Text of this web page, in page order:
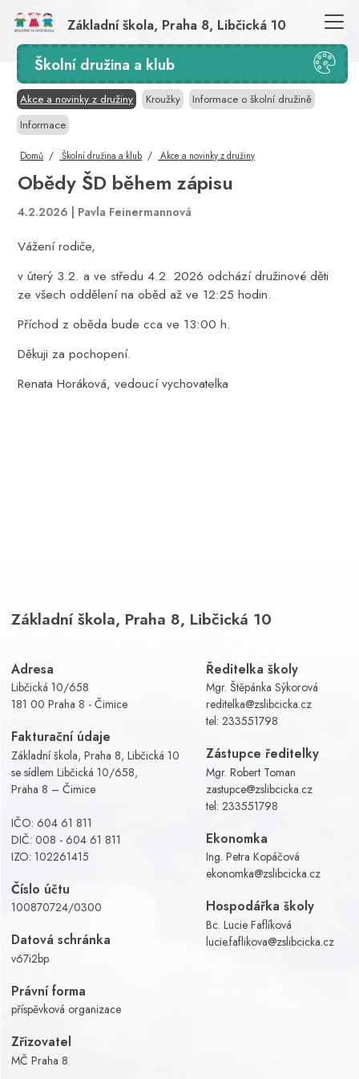
Základní škola, Praha 8, Libčická 10
Domů Školní družina a klub Akce a novinky z družiny
Obědy ŠD během zápisu
4.2.2026 | Pavla Feinermannová
Vážení rodiče,
v úterý 3.2. a ve středu 4.2. 2026 odchází družinové děti
ze všech oddělení na oběd až ve 12:25 hodin.
Příchod z oběda bude cca ve 13:00 h.
Děkuji za pochopení.
Renata Horáková, vedoucí vychovatelka
Školní družina a klub
Akce a novinky z družiny Kroužky
Informace o školní družině
Informace
Základní škola, Praha 8, Libčická 10
Adresa
Libčická 10/658
181 00 Praha 8 - Čimice
Fakturační údaje
Základní škola, Praha 8, Libčická 10
se sídlem Libčická 10/658,
Praha 8 – Čimice
IČO: 604 61 811
DIČ: 008 - 604 61 811
IZO: 102261415
Číslo účtu
100870724/0300
Datová schránka
v67i2bp
Právní forma
příspěvková organizace
Zřizovatel
MČ Praha 8
Ředitelka školy
Mgr. Štěpánka Sýkorová
reditelka@zslibcicka.cz
tel: 233551798
Zástupce ředitelky
Mgr. Robert Toman
zastupce@zslibcicka.cz
tel: 233551798
Ekonomka
Ing. Petra Kopáčová
ekonomka@zslibcicka.cz
Hospodářka školy
Bc. Lucie Faflíková
lucie.faflikova@zslibcicka.cz